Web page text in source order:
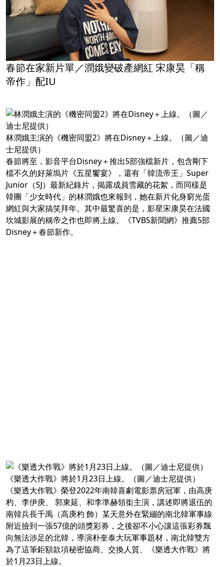
春節在家新片單／潤娥變破產網紅 宋康昊「稱
帝作」配IU
林潤娥主演的《機密同盟2》將在Disney＋上線。（圖／迪
士尼提供）
春節將至，影音平台Disney＋推出5部強檔新片，包含剛下
檔不久的好萊塢片《五星饗宴》，還有「韓流帝王」Super
Junior（SJ）最新紀錄片，揭露成員雪藏的花絮，而同樣是
韓團「少女時代」的林潤娥也來報到，她在新片化身窮光蛋
網紅與大家搞笑拜年。其中最驚喜的是，影星宋康昊在法國
坎城影展的稱帝之作也即將上線。《TVBS新聞網》推薦5部
Disney＋春節新作。
《樂透大作戰》將於1月23日上線。（圖／迪士尼提供）
《樂透大作戰》榮登2022年南韓喜劇電影票房冠軍，由高庚
杓、李伊庚、 郭東延、和李準赫領銜主演，講述即將退伍的
南韓兵長千禹（高庚杓 飾）某天意外在緊繃的南北韓軍事線
附近撿到一張57億的頭獎彩券，之後卻不小心讓這張彩券飄
向無法涉足的北韓，導演朴奎泰大玩軍事題材，南北韓雙方
為了這筆鉅額款項秘密協商、交換人質、《樂透大作戰》將
於1月23日上線。